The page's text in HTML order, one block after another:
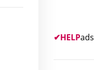
✔HELPads